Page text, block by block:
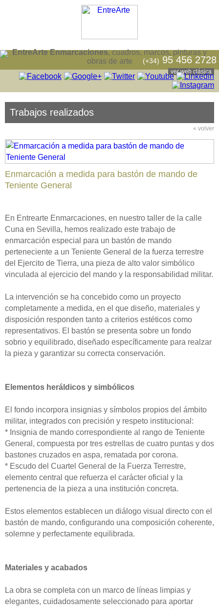
EntreArte Enmarcaciones, cuadros, marcos, pinturas y
obras de arte
ver web clásica
(+34) 95 456 2728
Trabajos realizados
« volver
Enmarcación a medida para bastón de mando de
Teniente General
En Entrearte Enmarcaciones, en nuestro taller de la calle
Cuna en Sevilla, hemos realizado este trabajo de
enmarcación especial para un bastón de mando
perteneciente a un Teniente General de la fuerza terrestre
del Ejercito de Tierra, una pieza de alto valor simbólico
vinculada al ejercicio del mando y la responsabilidad militar.
La intervención se ha concebido como un proyecto
completamente a medida, en el que diseño, materiales y
disposición responden tanto a criterios estéticos como
representativos. El bastón se presenta sobre un fondo
sobrio y equilibrado, diseñado específicamente para realzar
la pieza y garantizar su correcta conservación.
Elementos heráldicos y simbólicos
El fondo incorpora insignias y símbolos propios del ámbito
militar, integrados con precisión y respeto institucional:
* Insignia de mando correspondiente al rango de Teniente
General, compuesta por tres estrellas de cuatro puntas y dos
bastones cruzados en aspa, rematada por corona.
* Escudo del Cuartel General de la Fuerza Terrestre,
elemento central que refuerza el carácter oficial y la
pertenencia de la pieza a una institución concreta.
Estos elementos establecen un diálogo visual directo con el
bastón de mando, configurando una composición coherente,
solemne y perfectamente equilibrada.
Materiales y acabados
La obra se completa con un marco de líneas limpias y
elegantes, cuidadosamente seleccionado para aportar